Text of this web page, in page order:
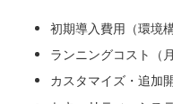
初期導入費用（環境
ランニングコスト（
カスタマイズ・追加